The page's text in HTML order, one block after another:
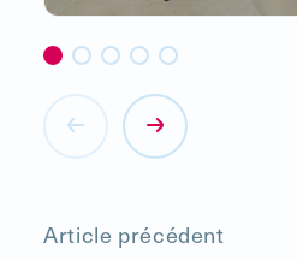
Article précédent